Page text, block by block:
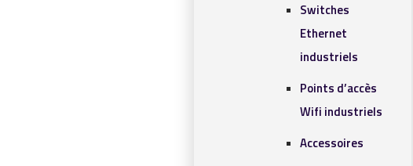
Switches
Ethernet
industriels
Points d’accès
Wifi industriels
Accessoires